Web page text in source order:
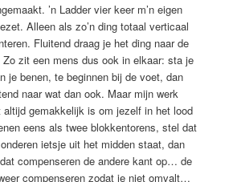
’n Ladder vier keer m’n eigen
Alleen als zo’n ding totaal verticaal
Fluitend draag je het ding naar de
zit een mens dus ook in elkaar: sta je
je benen, te beginnen bij de voet, dan
naar wat dan ook. Maar mijn werk
gemakkelijk is om jezelf in het lood
eens als twee blokkentorens, stel dat
ietsje uit het midden staat, dan
compenseren de andere kant op… de
compenseren zodat je niet omvalt…